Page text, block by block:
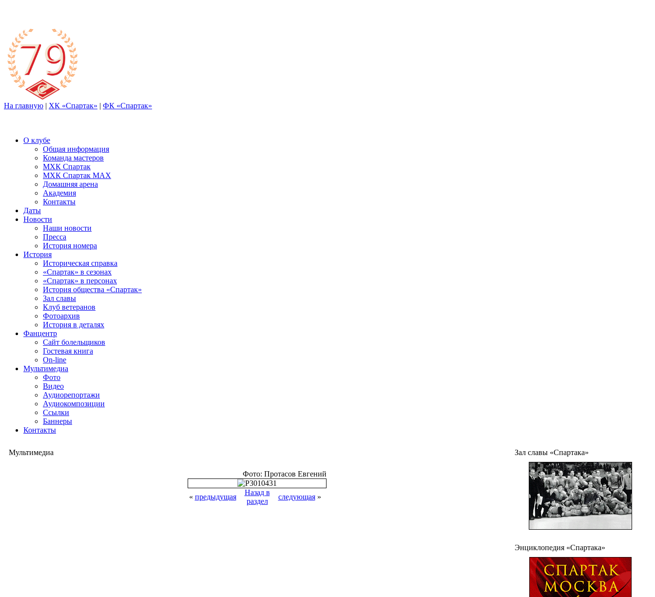
На главную | ХК «Спартак» | ФК «Спартак»
О клубе
Общая информация
Команда мастеров
МХК Спартак
МХК Спартак МАХ
Домашняя арена
Академия
Контакты
Даты
Новости
Наши новости
Пресса
История номера
История
Историческая справка
«Спартак» в сезонах
«Спартак» в персонах
История общества «Спартак»
Зал славы
Клуб ветеранов
Фотоархив
История в деталях
Фанцентр
Сайт болельщиков
Гостевая книга
On-line
Мультимедиа
Фото
Видео
Аудиорепортажи
Аудиокомпозиции
Ссылки
Баннеры
Контакты
Мультимедиа
Фото: Протасов Евгений
« предыдущая
Назад в
раздел
следующая»
Зал славы «Спартака»
Энциклопедия «Спартака»